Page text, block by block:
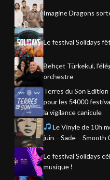
Imagine Dragons
Le festival Solidays
Behçet Türkekul,
orchestre
Terres du Son
pour les 54000
la vigilance canicule
Le Vinyle de 10h
juin – Sade – Smooth
Le festival Solidays
musique !